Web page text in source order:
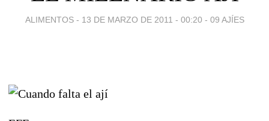
ALIMENTOS - 13 DE MARZO DE 2011 - 00:20 - 09 AJÍES